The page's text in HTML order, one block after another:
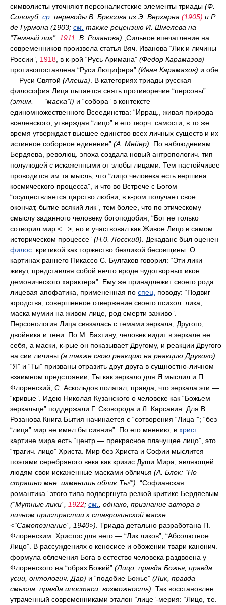
символисты уточняют персоналистские элементы триады (Ф.
Сологуб; ср. переводы В. Брюсова из Э. Верхарна (1905) и Р.
де Гурмона (1903; см. также рецензию И. Шмелева на
“Темный лик”,
1911 , В. Розанова) .,Сильное впечатление на
современников произвела статья Вяч. Иванова “Лик и личины
России”, 1918 , в к-рой “Русь Аримана” (Федор Карамазов)
противопоставлена “Руси Люцифера” (Иван Карамазов) и обе
— Руси Святой (Алеша) . В категориях триады русская
философия Лица пытается снять противоречие “персоны”
(этим. — “маска”!) и “собора” в контексте
единомножественного Всеединства: “Иррац., живая природа
вселенского, утверждая “лицо” в его творч. самости, в то же
время утверждает высшее единство всех личных существ и их
истинное соборное единение” (А. Мейер) . По наблюдениям
Бердяева, революц. эпоха создала новый антропологич. тип —
полулюдей с искаженными от злобы лицами. Тем настойчивее
проводится им та мысль, что “лицо человека есть вершина
космического процесса”, и что во Встрече с Богом
“осуществляется царство любви, в к-ром получает свое
окончат, бытие всякий лик”, тем более, что по этическому
смыслу заданного человеку богоподобия, “Бог не только
сотворил мир <...>, но и участвовал как Живое Лицо в самом
историческом процессе” (Н.0. Лосский) . Декаданс был оценен
филос. критикой как торжество безликой бесовщины. О
картинах раннего Пикассо С. Булгаков говорил: “Эти лики
живут, представляя собой нечто вроде чудотворных икон
демонического характера”. Ему же принадлежит своего рода
лицевая апофатика, примененная по спец.
поводу: “Подвиг
юродства, совершенное отвержение своего психол. лика,
маска мумии на живом лице, род смерти заживо”.
Персонология Лица связалась с темами зеркала, Другого,
двойника и тени. По М. Бахтину, человек видит в зеркале не
себя, а маски, к-рые он показывает Другому, и реакции Другого
на сии личины (а также свою реакцию на реакцию Другого)
“Я” и “Ты” призваны отразить друг друга в сущностно-личном
взаимном предстоянии; Ты как зеркало для Я мыслил и П.
Флоренский; С. Аскольдов полагал, правда, что зеркала эти —
“кривые”. Идею Николая Кузанского о человеке как “Божьем
зеркальце” поддержали Г. Сковорода и Л. Карсавин. Для В.
Розанова Книга Бытия начинается с “сотворения “Лица””; “без
“лица” мир не имел бы сияния”. По его мнению, в христ.
картине мира есть “центр — прекрасное плачущее лицо”, это
“трагич. лицо” Христа. Мир без Христа и Софии мыслится
поэтами серебряного века как кризис Души Мира, являющей
людям свои искаженные масками обличья (А. Блок: “Но
страшно мне: изменишь облик Ты!”) . “Софианская
романтика” этого типа подвергнута резкой критике Бердяевым
(“Мутные лики”,
1922; см.
, однако, признание автора в
личном пристрастии к ставрогинской маске
<“Самопознание”, 1940>) . Триада детально разработана П.
Флоренским. Христос для него — “Лик ликов”, “Абсолютное
Лицо”. В рассуждениях о кеносисе и обожении твари канонич.
формула облечения Бога в естество человека раздвоена у
Флоренского на “образ Божий” (Лицо, правда Божья, правда
усии, онтологич. Дар) и “подобие Божье” (Лик, правда
смысла, правда ипостаси, возможность) . Так восстановлен
утраченный современниками эталон “лице”-мерия: “Лицо, т.е.